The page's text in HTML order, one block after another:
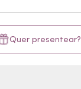
Quer presentear?